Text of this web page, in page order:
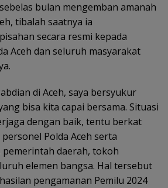
bulan mengemban amanah
tibalah saatnya ia
secara resmi kepada
Aceh dan seluruh masyarakat
di Aceh, saya bersyukur
bisa kita capai bersama. Situasi
dengan baik, tentu berkat
Polda Aceh serta
daerah, tokoh
elemen bangsa. Hal tersebut
pengamanan Pemilu 2024